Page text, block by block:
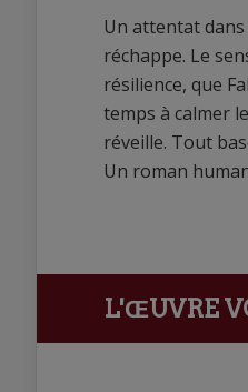
Un attentat dans
réchappe. Le
résilience, que
temps à calmer
réveille. Tout
Un roman
L'ŒUVRE